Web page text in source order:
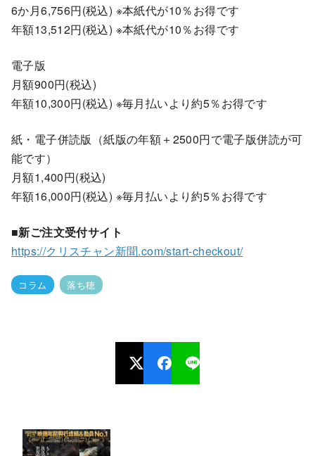
6か月6,756円(税込) ※本紙代が10％お得です
年額13,512円(税込) ※本紙代が10％お得です
電子版
月額900円(税込)
年額10,300円(税込) ※毎月払いより約5％お得です
紙・電子併読版（紙版の年額＋2500円で電子版併読が可
能です）
月額1,400円(税込)
年額16,000円(税込) ※毎月払いより約5％お得です
■新ご注文受付サイト
https://クリスチャン新聞.com/start-checkout/
コラム 落ち穂